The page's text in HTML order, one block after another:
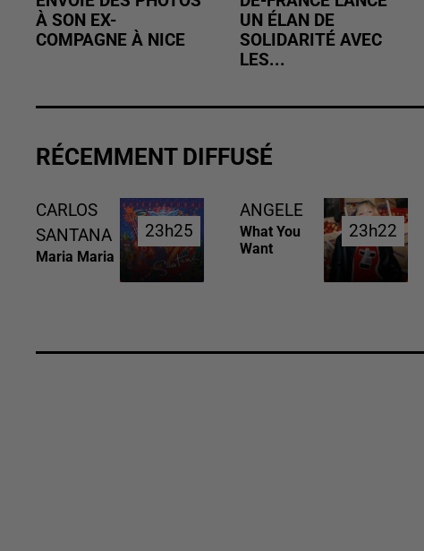
À SON EX-
COMPAGNE À NICE
UN ÉLAN DE
SOLIDARITÉ AVEC
LES...
RÉCEMMENT DIFFUSÉ
CARLOS
SANTANA
Maria Maria
23h25
23h25
ANGELE
What You
Want
23h22
23h22